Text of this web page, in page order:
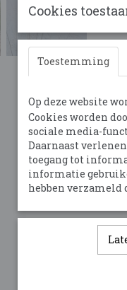
Cookies
Toestemming
Op deze website
Cookies worden
sociale media-
Daarnaast
toegang tot
informatie
hebben verzameld